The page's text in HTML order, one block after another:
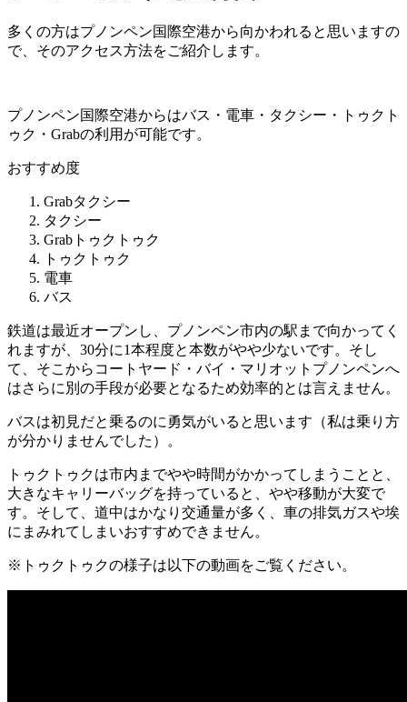
多くの方はプノンペン国際空港から向かわれると思いますの
で、そのアクセス方法をご紹介します。
プノンペン国際空港からはバス・電車・タクシー・トゥクト
ゥク・Grabの利用が可能です。
おすすめ度
Grabタクシー
タクシー
Grabトゥクトゥク
トゥクトゥク
電車
バス
鉄道は最近オープンし、プノンペン市内の駅まで向かってく
れますが、30分に1本程度と本数がやや少ないです。そし
て、そこからコートヤード・バイ・マリオットプノンペンへ
はさらに別の手段が必要となるため効率的とは言えません。
バスは初見だと乗るのに勇気がいると思います（私は乗り方
が分かりませんでした）。
トゥクトゥクは市内までやや時間がかかってしまうことと、
大きなキャリーバッグを持っていると、やや移動が大変で
す。そして、道中はかなり交通量が多く、車の排気ガスや埃
にまみれてしまいおすすめできません。
※トゥクトゥクの様子は以下の動画をご覧ください。